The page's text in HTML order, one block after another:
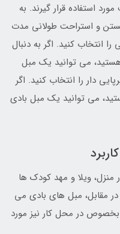
استفاده قرار گیرند. به
و استراحت طولانی مدت
انتخاب کنید. اگر به دنبال
می توانید یک مبل
دار را انتخاب کنید. اگر
می توانید یک مبل بادی
منزل، ویلا و مهد کودک ها
مقابل، مبل های بادی می
در محل کار نیز مورد